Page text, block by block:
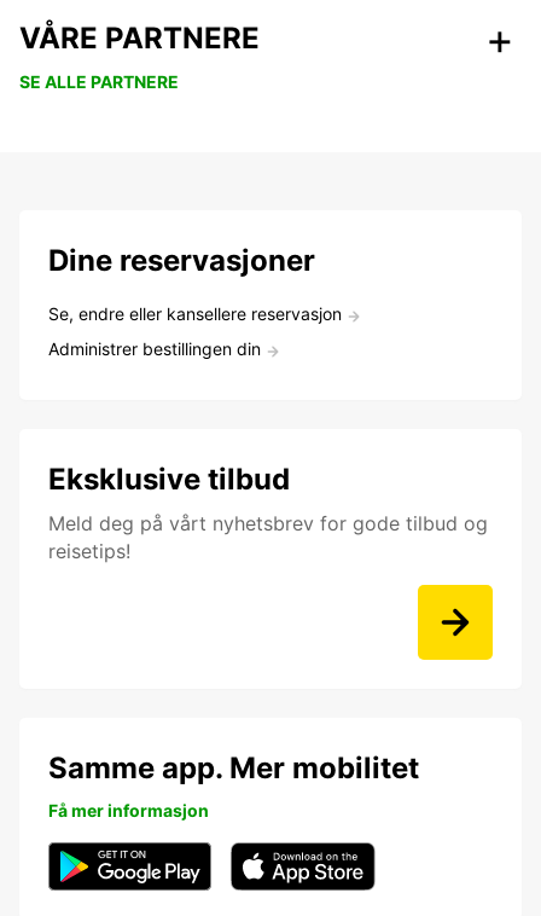
VÅRE PARTNERE
SE ALLE PARTNERE
Dine reservasjoner
Se, endre eller kansellere reservasjon
Administrer bestillingen din
Eksklusive tilbud
Meld deg på vårt nyhetsbrev for gode tilbud og
reisetips!
Samme app. Mer mobilitet
Få mer informasjon